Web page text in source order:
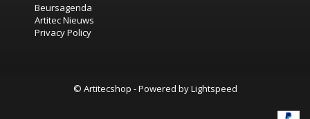
Beursagenda
Artitec Nieuws
Privacy Policy
© Artitecshop - Powered byLightspeed